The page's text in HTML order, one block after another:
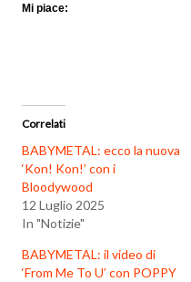
Mi piace:
Correlati
BABYMETAL: ecco la nuova
‘Kon! Kon!’ con i
Bloodywood
12 Luglio 2025
In "Notizie"
BABYMETAL: il video di
‘From Me To U’ con POPPY